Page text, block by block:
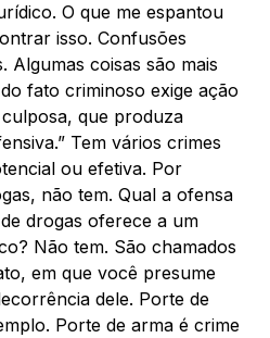
O que me espantou
isso. Confusões
Algumas coisas são mais
fato criminoso exige ação
que produza
Tem vários crimes
ou efetiva. Por
não tem. Qual a ofensa
drogas oferece a um
Não tem. São chamados
em que você presume
dele. Porte de
Porte de arma é crime